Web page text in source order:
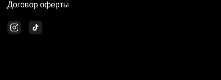
Договор оферты